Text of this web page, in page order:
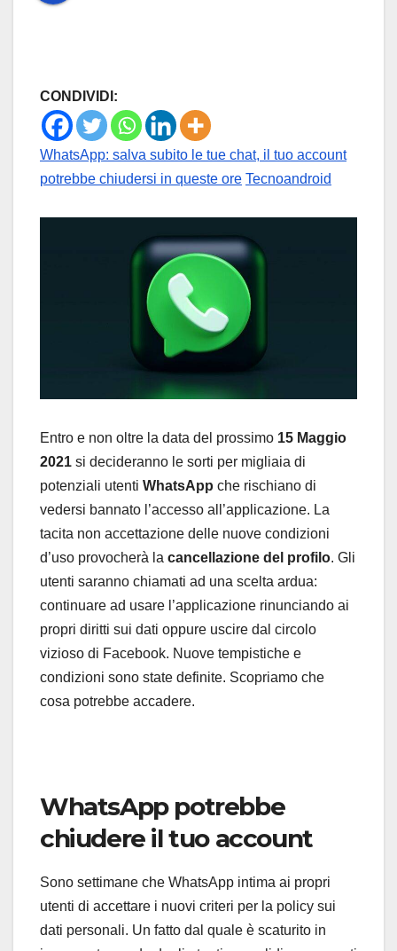
CONDIVIDI:
WhatsApp: salva subito le tue chat, il tuo account
potrebbe chiudersi in queste ore Tecnoandroid
Entro e non oltre la data del prossimo 15 Maggio
2021 si decideranno le sorti per migliaia di
potenziali utenti WhatsApp che rischiano di
vedersi bannato l’accesso all’applicazione. La
tacita non accettazione delle nuove condizioni
d’uso provocherà la cancellazione del profilo. Gli
utenti saranno chiamati ad una scelta ardua:
continuare ad usare l’applicazione rinunciando ai
propri diritti sui dati oppure uscire dal circolo
vizioso di Facebook. Nuove tempistiche e
condizioni sono state definite. Scopriamo che
cosa potrebbe accadere.
WhatsApp potrebbe
chiudere il tuo account
Sono settimane che WhatsApp intima ai propri
utenti di accettare i nuovi criteri per la policy sui
dati personali. Un fatto dal quale è scaturito in